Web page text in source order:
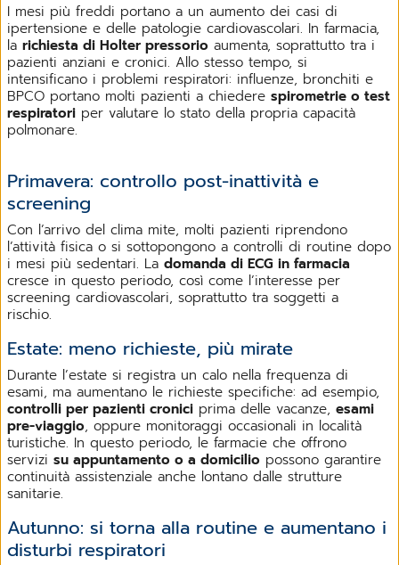
I mesi più freddi portano a un aumento dei casi di
ipertensione e delle patologie cardiovascolari. In farmacia,
la richiesta di Holter pressorio aumenta, soprattutto tra i
pazienti anziani e cronici. Allo stesso tempo, si
intensificano i problemi respiratori: influenze, bronchiti e
BPCO portano molti pazienti a chiedere spirometrie o test
respiratori per valutare lo stato della propria capacità
polmonare.
Primavera: controllo post-inattività e
screening
Con l’arrivo del clima mite, molti pazienti riprendono
l’attività fisica o si sottopongono a controlli di routine dopo
i mesi più sedentari. La domanda di ECG in farmacia
cresce in questo periodo, così come l’interesse per
screening cardiovascolari, soprattutto tra soggetti a
rischio.
Estate: meno richieste, più mirate
Durante l’estate si registra un calo nella frequenza di
esami, ma aumentano le richieste specifiche: ad esempio,
controlli per pazienti cronici prima delle vacanze, esami
pre-viaggio, oppure monitoraggi occasionali in località
turistiche. In questo periodo, le farmacie che offrono
servizi su appuntamento o a domicilio possono garantire
continuità assistenziale anche lontano dalle strutture
sanitarie.
Autunno: si torna alla routine e aumentano i
disturbi respiratori